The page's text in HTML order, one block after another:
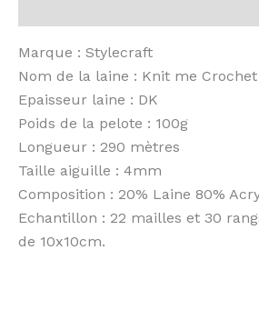
Prism
Marque : Stylecraft
Nom de la laine : Knit me
Epaisseur laine : DK
Poids de la pelote : 100g
Longueur : 290 mètres
Taille aiguille : 4mm
Composition : 20% Laine 80%
Echantillon : 22 mailles et 30
de 10x10cm.